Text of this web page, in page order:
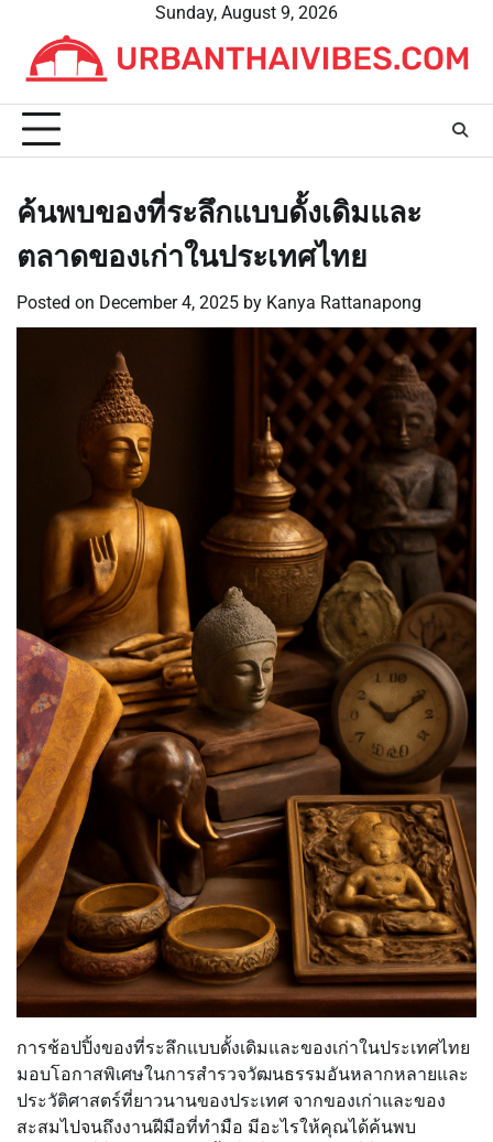
content
Sunday, August 9, 2026
ค้นพบของที่ระลึกแบบดั้งเดิมและ
ตลาดของเก่าในประเทศไทย
Posted on December 4, 2025 by Kanya Rattanapong
การช้อปปิ้งของที่ระลึกแบบดั้งเดิมและของเก่าในประเทศไทย
มอบโอกาสพิเศษในการสำรวจวัฒนธรรมอันหลากหลายและ
ประวัติศาสตร์ที่ยาวนานของประเทศ จากของเก่าและของ
สะสมไปจนถึงงานฝีมือที่ทำมือ มีอะไรให้คุณได้ค้นพบ